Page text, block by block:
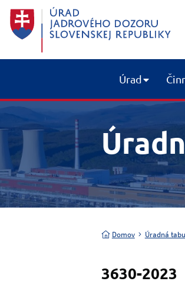
Úrad
Domov Úradná
3630-2023